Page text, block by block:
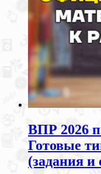
ВПР 2026
Готовые
(задания и